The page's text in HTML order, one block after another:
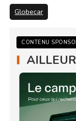
Globecar
CONTENU